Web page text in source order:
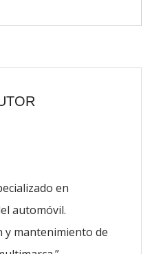
en
automóvil.
y mantenimiento de